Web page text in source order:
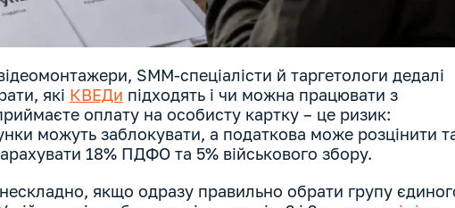
SMM-спеціалісти й таргетологи дедалі
які КВЕДи підходять і чи можна працювати з
оплату на особисту картку – це ризик:
можуть заблокувати, а податкова може розцінити
18% ПДФО та 5% військового збору.
якщо одразу правильно обрати групу